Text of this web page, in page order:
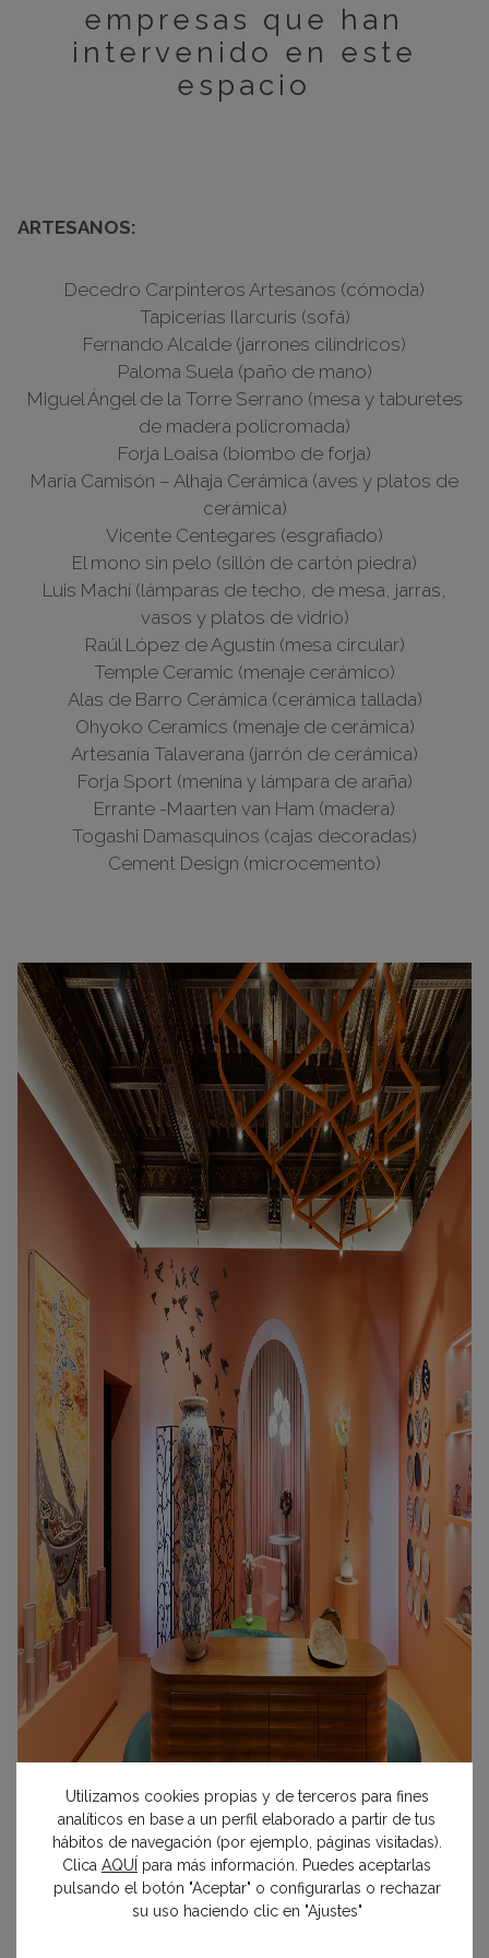
empresas que han
intervenido en este
espacio
ARTESANOS:
Decedro Carpinteros Artesanos (cómoda)
Tapicerías Ilarcuris (sofá)
Fernando Alcalde (jarrones cilíndricos)
Paloma Suela (paño de mano)
Miguel Ángel de la Torre Serrano (mesa y taburetes
de madera policromada)
Forja Loaisa (biombo de forja)
María Camisón – Alhaja Cerámica (aves y platos de
cerámica)
Vicente Centegares (esgrafiado)
El mono sin pelo (sillón de cartón piedra)
Luis Machí (lámparas de techo, de mesa, jarras,
vasos y platos de vidrio)
Raúl López de Agustín (mesa circular)
Temple Ceramic (menaje cerámico)
Alas de Barro Cerámica (cerámica tallada)
Ohyoko Ceramics (menaje de cerámica)
Artesanía Talaverana (jarrón de cerámica)
Forja Sport (menina y lámpara de araña)
Errante -Maarten van Ham (madera)
Togashi Damasquinos (cajas decoradas)
Cement Design (microcemento)
Utilizamos cookies propias y de terceros para fines
analíticos en base a un perfil elaborado a partir de tus
hábitos de navegación (por ejemplo, páginas visitadas).
Clica AQUÍ para más información. Puedes aceptarlas
pulsando el botón "Aceptar" o configurarlas o rechazar
su uso haciendo clic en "Ajustes"